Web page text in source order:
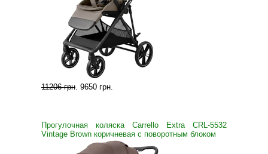
11206 грн. 9650 грн.
Прогулочная коляска Carrello Extra CRL-5532
Vintage Brown коричневая с поворотным блоком